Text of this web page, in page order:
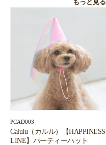
もっと見る
PCAD003
Calulu（カルル）【HAPPINESS
LINE】パーティーハット